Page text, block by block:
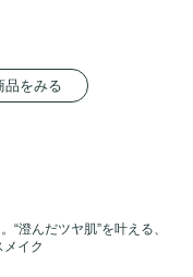
品をみる
“澄んだツヤ肌”を叶える、
イク